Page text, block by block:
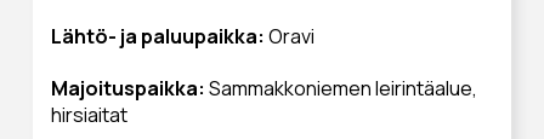
Lähtö- ja paluupaikka: Oravi
Majoituspaikka: Sammakkoniemen leirintäalue,
hirsiaitat